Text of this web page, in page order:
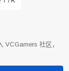
VCGamers 社区，